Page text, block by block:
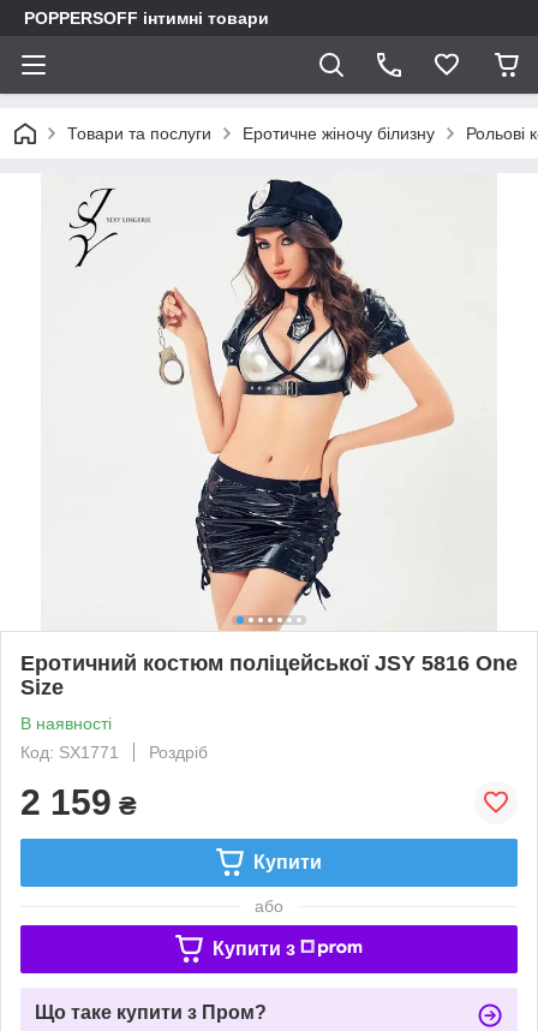
POPPERSOFF інтимні товари
Товари та послуги Еротичне жіночу білизну Рольові
Еротичний костюм поліцейської JSY 5816 One
Size
В наявності
Код: SX1771
Роздріб
2 159 ₴
Купити
або
Купити з
Що таке купити з Пром?